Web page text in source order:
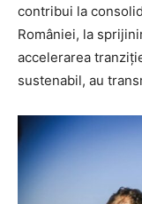
contribui la
României, la
accelerarea
sustenabil, au